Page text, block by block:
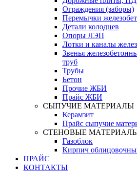
Ограждения (заборы)
Перемычки
Детали колодцев
Опоры ЛЭП
Лотки и каналы
Звенья
труб
Трубы
Бетон
Прочие ЖБИ
Прайс ЖБИ
СЫПУЧИЕ МАТЕРИАЛЫ
Керамзит
Прайс сыпучие
СТЕНОВЫЕ
Газоблок
Кирпич
ПРАЙС
КОНТАКТЫ